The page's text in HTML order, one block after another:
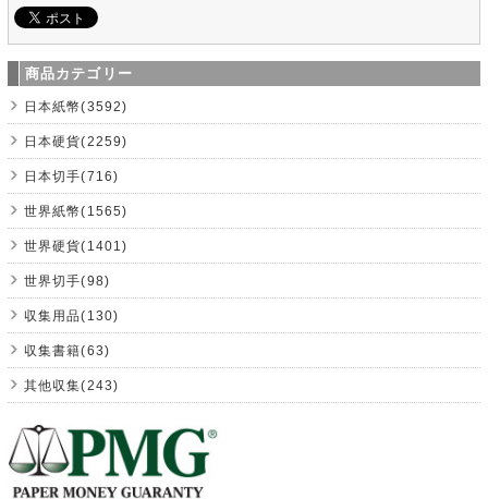
商品カテゴリー
日本紙幣(3592)
日本硬貨(2259)
日本切手(716)
世界紙幣(1565)
世界硬貨(1401)
世界切手(98)
収集用品(130)
収集書籍(63)
其他収集(243)